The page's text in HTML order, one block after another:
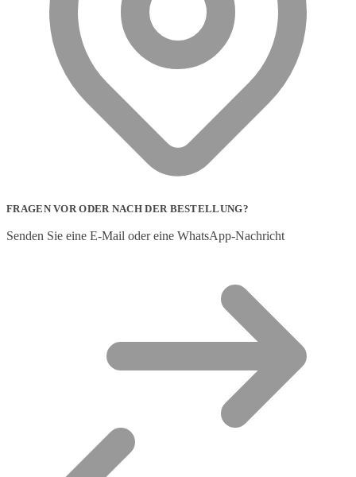
FRAGEN VOR ODER NACH DER BESTELLUNG?
Senden Sie eine E-Mail oder eine WhatsApp-Nachricht